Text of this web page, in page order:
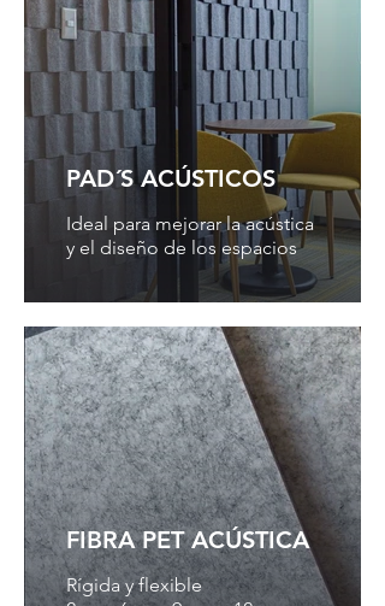
PAD´S ACÚSTICOS
Ideal para mejorar la acústica
y el diseño de los espacios
FIBRA PET ACÚSTICA
Rígida y flexible